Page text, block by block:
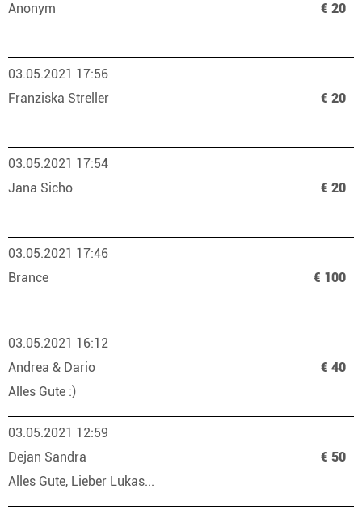
Anonym
€ 20
03.05.2021 17:56
Franziska Streller
€ 20
03.05.2021 17:54
Jana Sicho
€ 20
03.05.2021 17:46
Brance
€ 100
03.05.2021 16:12
Andrea & Dario
€ 40
Alles Gute :)
03.05.2021 12:59
Dejan Sandra
€ 50
Alles Gute, Lieber Lukas...